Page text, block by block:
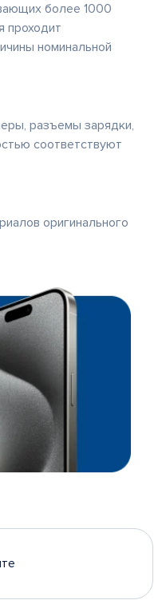
более 1000
проходит
номинальной
разъемы зарядки,
соответствуют
оригинального